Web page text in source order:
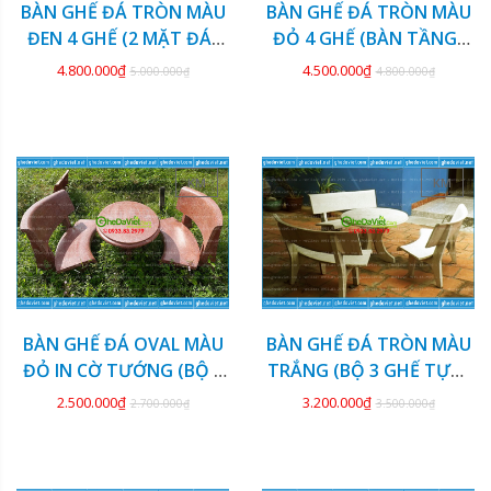
BÀN GHẾ ĐÁ TRÒN MÀU
ĐEN 4 GHẾ (2 MẶT ĐÁ)
GDCV-132
4.800.000₫ 5.000.000₫
BÀN GHẾ ĐÁ TRÒN MÀU
ĐỎ 4 GHẾ (BÀN TẦNG)
GDCV-131
4.500.000₫ 4.800.000₫
KM
BÀN GHẾ ĐÁ OVAL MÀU
ĐỎ IN CỜ TƯỚNG (BỘ 2
GHẾ) GDCV-130
2.500.000₫ 2.700.000₫
KM
BÀN GHẾ ĐÁ TRÒN MÀU
TRẮNG (BỘ 3 GHẾ TỰA)
GDCV-129
3.200.000₫ 3.500.000₫